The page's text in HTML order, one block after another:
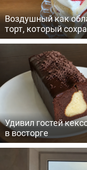
Воздушный как
торт, который
Удивил гостей
в восторге